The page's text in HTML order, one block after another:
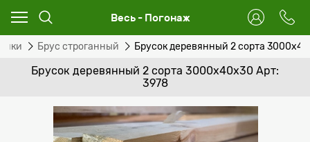
Весь - Погонаж
Брус строганный Брусок деревянный 2 сорта
Брусок деревянный 2 сорта 3000x40х30 Арт:
3978